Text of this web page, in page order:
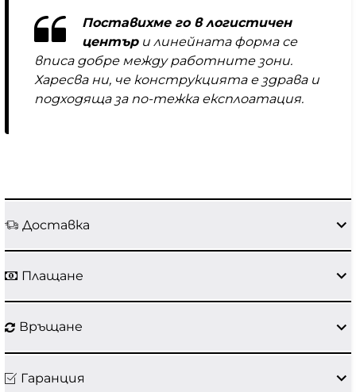
Поставихме го в логистичен
центъри линейната форма се
вписа добре между работните зони.
Харесва ни, че конструкцията е здрава и
подходяща за по-тежка експлоатация.
Доставка
Плащане
Връщане
Гаранция